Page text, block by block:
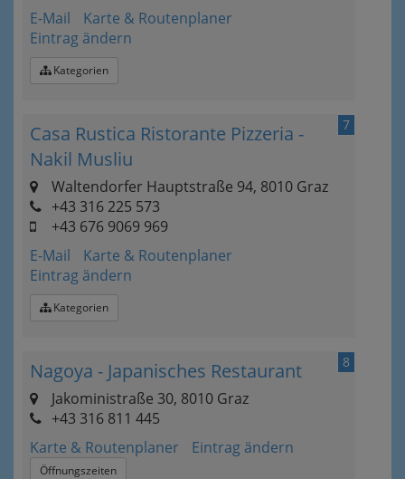
E-Mail
Karte & Routenplaner
Eintrag ändern
Kategorien
7
Casa Rustica Ristorante Pizzeria -
Nakil Musliu
Waltendorfer Hauptstraße 94, 8010 Graz
+43 316 225 573
+43 676 9069 969
E-Mail
Karte & Routenplaner
Eintrag ändern
Kategorien
8
Nagoya - Japanisches Restaurant
Jakoministraße 30, 8010 Graz
+43 316 811 445
Karte & Routenplaner
Eintrag ändern
Öffnungszeiten